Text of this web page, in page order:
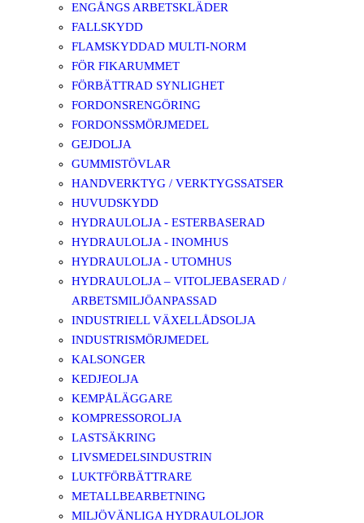
ENGÅNGS ARBETSKLÄDER
FALLSKYDD
FLAMSKYDDAD MULTI-NORM
FÖR FIKARUMMET
FÖRBÄTTRAD SYNLIGHET
FORDONSRENGÖRING
FORDONSSMÖRJMEDEL
GEJDOLJA
GUMMISTÖVLAR
HANDVERKTYG / VERKTYGSSATSER
HUVUDSKYDD
HYDRAULOLJA - ESTERBASERAD
HYDRAULOLJA - INOMHUS
HYDRAULOLJA - UTOMHUS
HYDRAULOLJA – VITOLJEBASERAD /
ARBETSMILJÖANPASSAD
INDUSTRIELL VÄXELLÅDSOLJA
INDUSTRISMÖRJMEDEL
KALSONGER
KEDJEOLJA
KEMPÅLÄGGARE
KOMPRESSOROLJA
LASTSÄKRING
LIVSMEDELSINDUSTRIN
LUKTFÖRBÄTTRARE
METALLBEARBETNING
MILJÖVÄNLIGA HYDRAULOLJOR